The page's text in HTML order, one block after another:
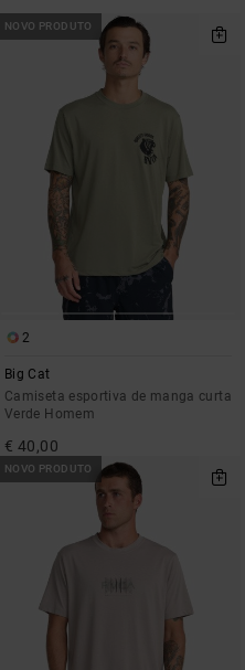
NOVO PRODUTO
2
Big Cat
Camiseta esportiva de manga curta
Verde Homem
€ 40,00
NOVO PRODUTO